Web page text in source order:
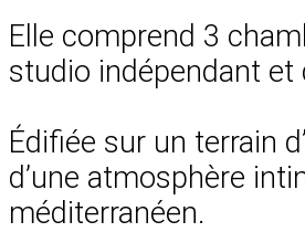
Elle comprend 3
studio indépendant
Édifiée sur un terrain
d’une atmosphère
méditerranéen.